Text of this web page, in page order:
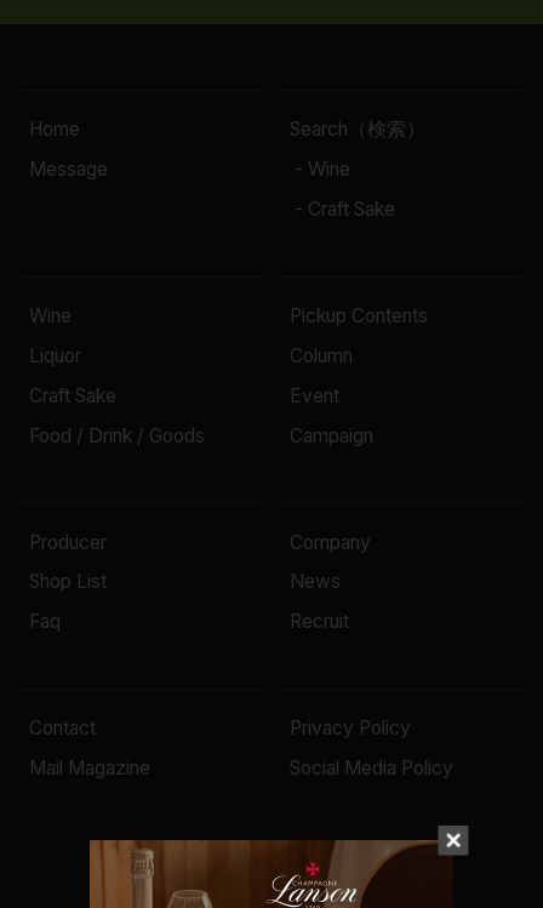
Home
Message
Search（検索）
- Wine
- Craft Sake
Wine
Liquor
Craft Sake
Food / Drink / Goods
Pickup Contents
Column
Event
Campaign
Producer
Shop List
Faq
Company
News
Recruit
Contact
Mail Magazine
Privacy Policy
Social Media Policy